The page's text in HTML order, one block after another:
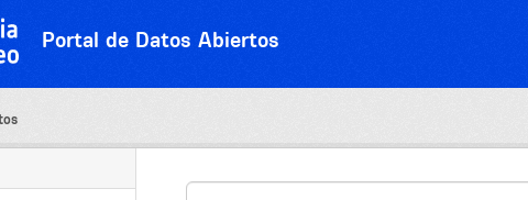
Portal de Datos Abiertos